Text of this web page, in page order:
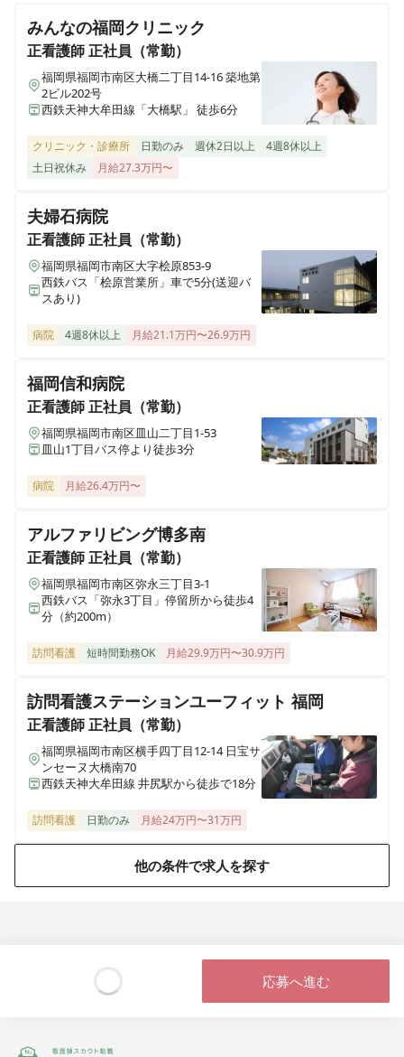
す」24時間・365日、大学病院レベルの高度な医療を✨
みんなの福岡クリニック
正看護師正社員（常勤）
福岡県福岡市南区大橋二丁目14-16 築地第
2ビル202号
西鉄天神大牟田線「大橋駅」 徒歩6分
クリニック・診療所 日勤のみ 週休2日以上
4週8休以上
土日祝休み
月給27.3万円〜
夫婦石病院
正看護師正社員（常勤）
福岡県福岡市南区大字桧原853-9
西鉄バス「桧原営業所」車で5分(送迎バ
スあり)
病院 4週8休以上 月給21.1万円〜26.9万円
福岡信和病院
正看護師正社員（常勤）
福岡県福岡市南区皿山二丁目1-53
皿山1丁目バス停より徒歩3分
病院 月給26.4万円〜
アルファリビング博多南
正看護師正社員（常勤）
福岡県福岡市南区弥永三丁目3-1
西鉄バス「弥永3丁目」停留所から徒歩4
分（約200m）
訪問看護 短時間勤務OK 月給29.9万円〜30.9万円
訪問看護ステーションユーフィット 福岡
正看護師正社員（常勤）
福岡県福岡市南区横手四丁目12-14 日宝サ
ンセーヌ大橋南70
西鉄天神大牟田線 井尻駅から徒歩で18分
訪問看護 日勤のみ 月給24万円〜31万円
他の条件で求人を探す
応募へ進む